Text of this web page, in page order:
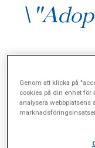
Genom att klicka på
cookies på din enhet för
analysera webbplatsens